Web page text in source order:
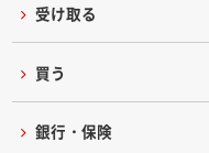
受け取る
買う
銀行・保険